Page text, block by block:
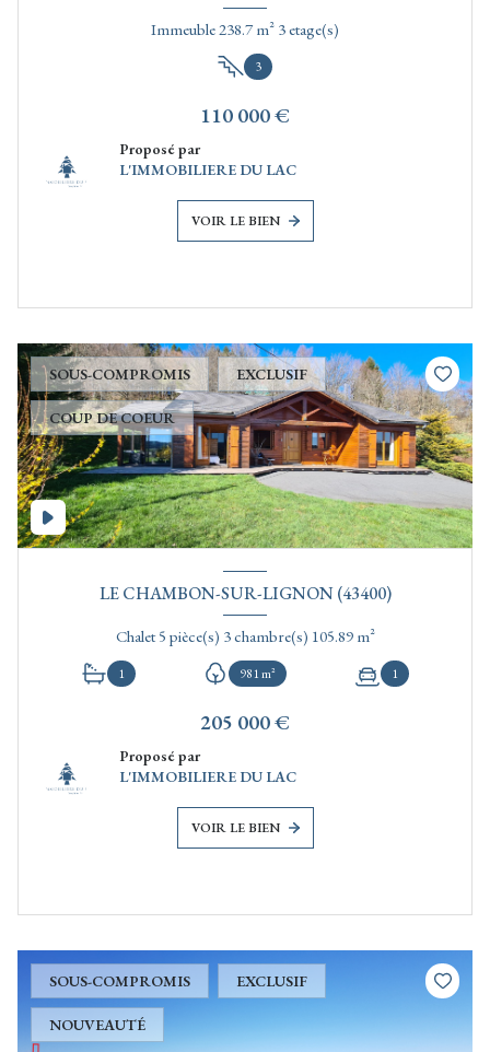
Immeuble 238.7 m² 3 etage(s)
3
110 000 €
Proposé par
L'IMMOBILIERE DU LAC
VOIR LE BIEN
SOUS-COMPROMIS EXCLUSIF
COUP DE COEUR
LE CHAMBON-SUR-LIGNON (43400)
Chalet 5 pièce(s) 3 chambre(s) 105.89 m²
1 981 m² 1
205 000 €
Proposé par
L'IMMOBILIERE DU LAC
VOIR LE BIEN
SOUS-COMPROMIS EXCLUSIF
NOUVEAUTÉ